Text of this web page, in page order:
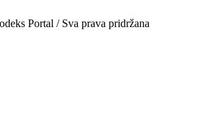
Portal / Sva prava pridržana